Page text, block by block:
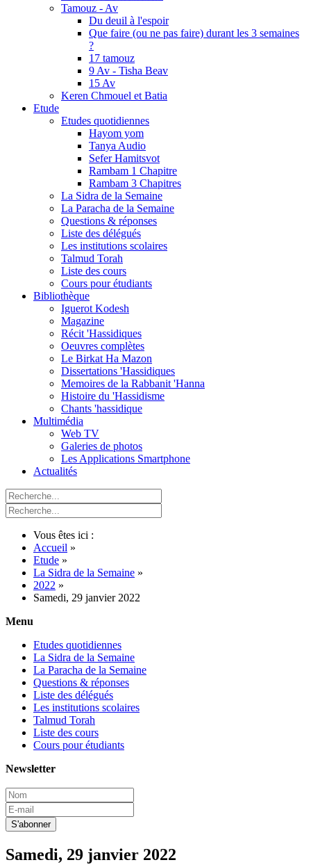
Tamouz - Av
Du deuil à l'espoir
Que faire (ou ne pas faire) durant les 3 semaines
?
17 tamouz
9 Av - Tisha Beav
15 Av
Keren Chmouel et Batia
Etude
Etudes quotidiennes
Hayom yom
Tanya Audio
Sefer Hamitsvot
Rambam 1 Chapitre
Rambam 3 Chapitres
La Sidra de la Semaine
La Paracha de la Semaine
Questions & réponses
Liste des délégués
Les institutions scolaires
Talmud Torah
Liste des cours
Cours pour étudiants
Bibliothèque
Iguerot Kodesh
Magazine
Récit 'Hassidiques
Oeuvres complètes
Le Birkat Ha Mazon
Dissertations 'Hassidiques
Memoires de la Rabbanit 'Hanna
Histoire du 'Hassidisme
Chants 'hassidique
Multimédia
Web TV
Galeries de photos
Les Applications Smartphone
Actualités
Vous êtes ici :
Accueil »
Etude »
La Sidra de la Semaine »
2022 »
Samedi, 29 janvier 2022
Menu
Etudes quotidiennes
La Sidra de la Semaine
La Paracha de la Semaine
Questions & réponses
Liste des délégués
Les institutions scolaires
Talmud Torah
Liste des cours
Cours pour étudiants
Newsletter
Samedi, 29 janvier 2022